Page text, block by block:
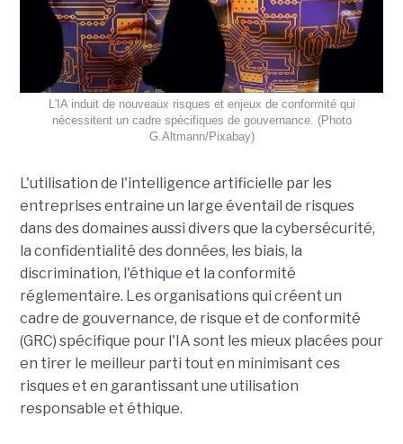
L'IA induit de nouveaux risques et enjeux de conformité qui
nécessitent un cadre spécifiques de gouvernance. (Photo
G.Altmann/Pixabay)
L'utilisation de l'intelligence artificielle par les
entreprises entraine un large éventail de risques
dans des domaines aussi divers que la cybersécurité,
la confidentialité des données, les biais, la
discrimination, l'éthique et la conformité
réglementaire. Les organisations qui créent un
cadre de gouvernance, de risque et de conformité
(GRC) spécifique pour l'IA sont les mieux placées pour
en tirer le meilleur parti tout en minimisant ces
risques et en garantissant une utilisation
responsable et éthique.